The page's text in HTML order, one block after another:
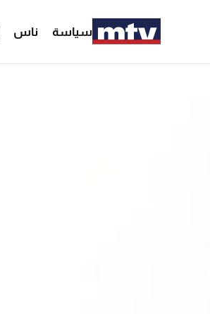
سياسة ناس